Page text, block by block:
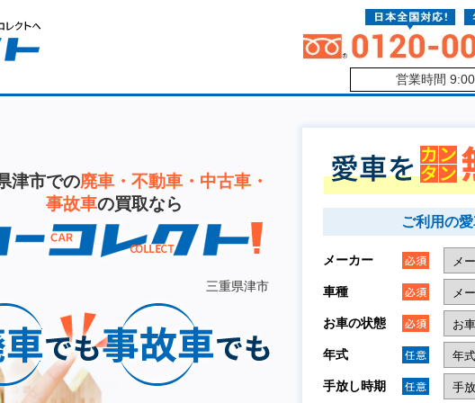
営業時間
津市での廃車・不動車・中古車・
事故車の買取なら
三重県津市
ご利用の
メーカー
車種
お車の状態
年式
手放し時期